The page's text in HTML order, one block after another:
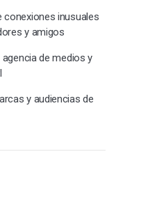
conexiones inusuales
y amigos
agencia de medios y
y audiencias de